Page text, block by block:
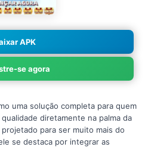
APK
se agora
uma solução completa para quem
diretamente na palma da
para ser muito mais do
se destaca por integrar as